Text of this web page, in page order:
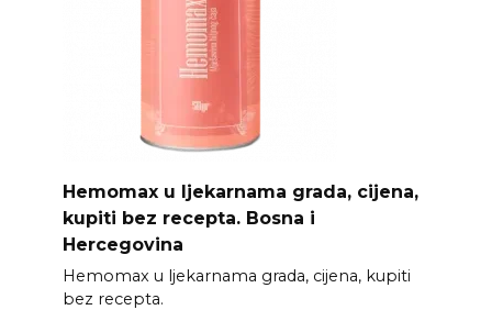
Hemomax u ljekarnama grada, cijena,
kupiti bez recepta. Bosna i
Hercegovina
Hemomax u ljekarnama grada, cijena, kupiti
bez recepta.